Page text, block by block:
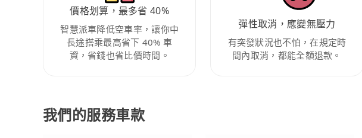
價格划算，最多省 40%
智慧派車降低空車率，讓你中
長途搭乘最高省下 40% 車
資，省錢也省比價時間。
彈性取消，應變無壓力
有突發狀況也不怕，在規定時
間內取消，都能全額退款。
我們的服務車款